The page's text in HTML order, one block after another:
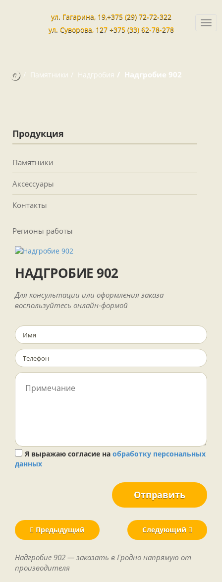
ул. Гагарина, 19,+375 (29) 72-72-322
ул. Суворова, 127 +375 (33) 62-78-278
Памятники Надгробия Надгробие 902
Продукция
Памятники
Аксессуары
Контакты
Регионы работы
НАДГРОБИЕ 902
Для консультации или оформления заказа
воспользуйтесь онлайн-формой
Я выражаю согласие на обработку персональных
данных
Отправить
Предыдущий Следующий
Надгробие 902 — заказать в Гродно напрямую от
производителя